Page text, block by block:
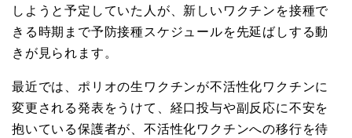
しようと予定していた人が、新しいワクチンを接種で
きる時期まで予防接種スケジュールを先延ばしする動
きが見られます。
最近では、ポリオの生ワクチンが不活性化ワクチンに
変更される発表をうけて、経口投与や副反応に不安を
抱いている保護者が、不活性化ワクチンへの移行を待